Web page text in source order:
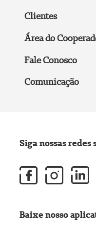
Clientes
Área do
Fale Conosco
Comunicação
Siga nossas redes
Baixe nosso